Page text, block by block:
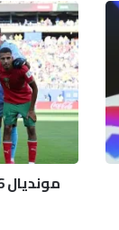
م
و
ن
د
ي
ا
ل
0